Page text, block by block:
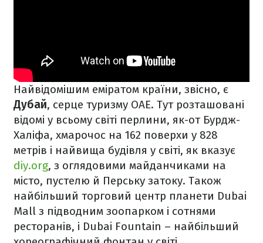
Найвідомішим еміратом країни, звісно, є
Дубай, серце туризму ОАЕ. Тут розташовані
відомі у всьому світі перлини, як-от Бурдж-
Халіфа, хмарочос на 162 поверхи у 828
метрів і найвища будівля у світі, як вказує
diy.org, з оглядовими майданчиками на
місто, пустелю й Перську затоку. Також
найбільший торговий центр планети Dubai
Mall з підводним зоопарком і сотнями
ресторанів, і Dubai Fountain – найбільший